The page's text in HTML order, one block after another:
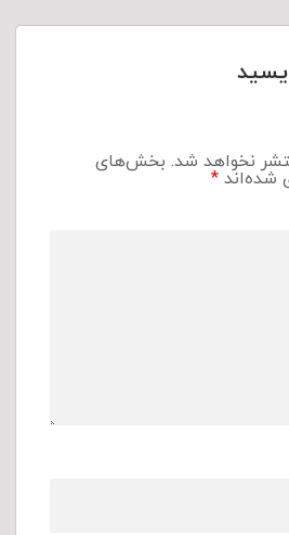
نخواهد شد. بخش‌های
شده‌اند*